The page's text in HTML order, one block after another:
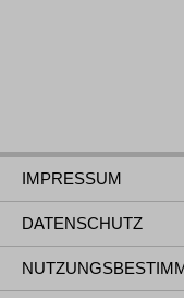
IMPRESSUM
DATENSCHUTZ